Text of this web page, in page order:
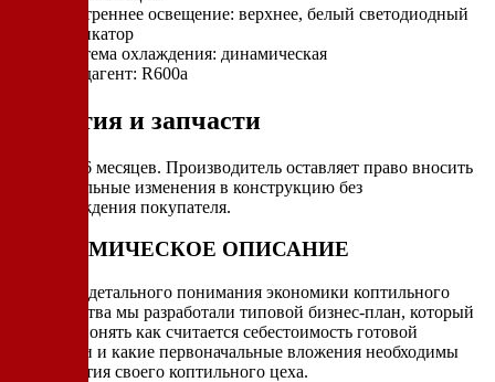
Внутреннее освещение: верхнее, белый светодиодный
индикатор
Система охлаждения: динамическая
Хладагент: R600a
Гарантия и запчасти
Гарантия 6 месяцев. Производитель оставляет право вносить
незначительные изменения в конструкцию без
предупреждения покупателя.
ЭКОНОМИЧЕСКОЕ ОПИСАНИЕ
Для более детального понимания экономики коптильного
производства мы разработали типовой бизнес-план, который
поможет понять как считается себестоимость готовой
продукции и какие первоначальные вложения необходимы
для открытия своего коптильного цеха.